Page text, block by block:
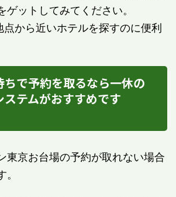
ゲットしてみてください。
点から近いホテルを探すのに便利
ちで予約を取るなら一休の
ステムがおすすめです
東京お台場の予約が取れない場合